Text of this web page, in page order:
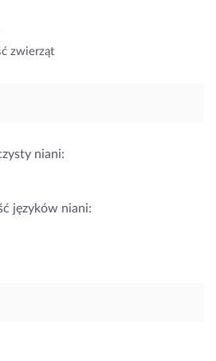
zwierząt
niani:
języków niani: